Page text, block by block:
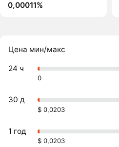
0,00011%
Цена мин/макс
24 ч
0
30 д
$ 0,0203
1 год
$ 0,0203